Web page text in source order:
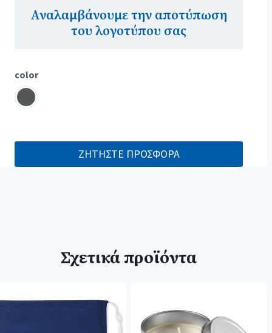
Αναλαμβάνουμε την αποτύπωση
του λογοτύπου σας
color
ΖΗΤΗΣΤΕ ΠΡΟΣΦΟΡΑ
Σχετικά προϊόντα